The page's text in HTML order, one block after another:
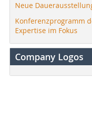
Neue
Konferenzprogramm
Expertise im Fokus
Company Logos